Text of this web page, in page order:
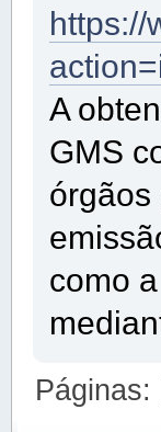
https://
A
GMS
órgãos
como
Páginas: